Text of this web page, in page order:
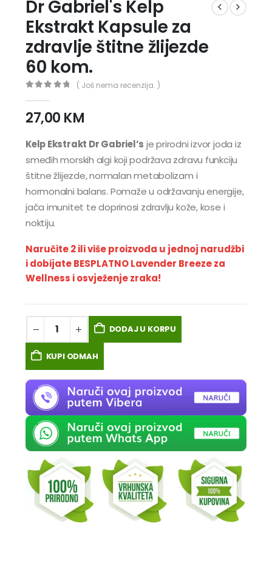
Dr Gabriel's Kelp
Ekstrakt Kapsule za
zdravlje štitne žlijezde
60 kom.
( Još nema recenzija. )
27,00 KM
Kelp Ekstrakt Dr Gabriel’s je prirodni izvor joda iz
smeđih morskih algi koji podržava zdravu funkciju
štitne žlijezde, normalan metabolizam i
hormonalni balans. Pomaže u održavanju energije,
jača imunitet te doprinosi zdravlju kože, kose i
noktiju.
Naručite 2 ili više proizvoda u jednoj narudžbi
i dobijate BESPLATNO Lavender Breeze za
Wellness i osvježenje zraka!
DODAJ U KORPU
KUPI ODMAH